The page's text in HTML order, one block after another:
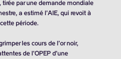
tirée par une demande mondiale
a estimé l’AIE, qui revoit à
période.
les cours de l’or noir,
de l’OPEP d’une